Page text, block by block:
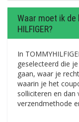
Waar moet ik
HILFIGER?
In
geselecteerd die
gaan, waar je
waarin je het
solliciteren en dan
verzendmethode